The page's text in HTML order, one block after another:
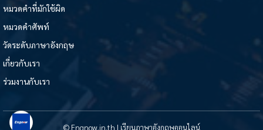
หมวดคำที่มักใช้ผิด
หมวดคำศัพท์
วัดระดับภาษาอังกฤษ
เกี่ยวกับเรา
ร่วมงานกับเรา
© Engnow.in.th | เรียนภาษาอังกฤษออนไลน์